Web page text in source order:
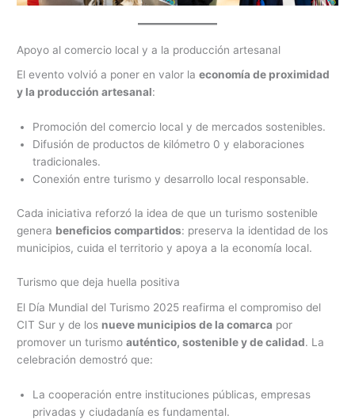
Apoyo al comercio local y a la producción artesanal
El evento volvió a poner en valor laeconomía de proximidad
y la producción artesanal:
Promoción del comercio local y de mercados sostenibles.
Difusión de productos de kilómetro 0 y elaboraciones
tradicionales.
Conexión entre turismo y desarrollo local responsable.
Cada iniciativa reforzó la idea de que un turismo sostenible
genera beneficios compartidos: preserva la identidad de los
municipios, cuida el territorio y apoya a la economía local.
Turismo que deja huella positiva
El Día Mundial del Turismo 2025 reafirma el compromiso del
CIT Sur y de los nueve municipios de la comarca por
promover un turismoauténtico, sostenible y de calidad. La
celebración demostró que:
La cooperación entre instituciones públicas, empresas
privadas y ciudadanía es fundamental.